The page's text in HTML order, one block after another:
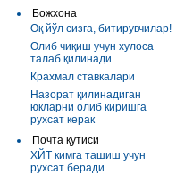
Божхона
Oқ йўл сизга, битирувчилар!
Олиб чиқиш учун хулоса
талаб қилинади
Крахмал ставкалари
Назорат қилинадиган
юкларни олиб киришга
рухсат керак
Почта қутиси
ХЙТ кимга ташиш учун
рухсат беради